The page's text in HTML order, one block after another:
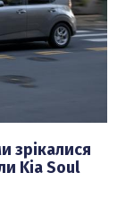
зрікалися
Kia Soul